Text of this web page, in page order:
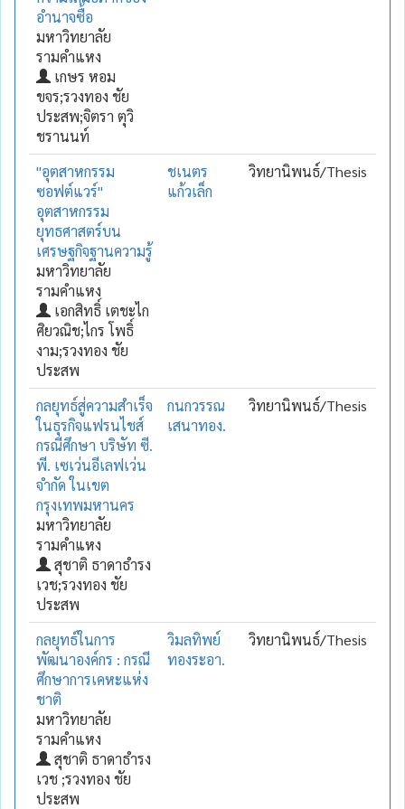
อำนาจซื้อ
มหาวิทยาลัย
รามคำแหง
เกษร หอม
ขจร;รวงทอง ชัย
ประสพ;จิตรา ตุวิ
ชรานนท์
"อุตสาหกรรม
ซอฟต์แวร์"
อุตสาหกรรม
ยุทธศาสตร์บน
เศรษฐกิจฐานความรู้
มหาวิทยาลัย
รามคำแหง
เอกสิทธิ์ เตชะไก
ศิยวณิช;ไกร โพธิ์
งาม;รวงทอง ชัย
ประสพ
ชเนตร
แก้วเล็ก
วิทยานิพนธ์/Thesis
กลยุทธ์สู่ความสำเร็จ
ในธุรกิจแฟรนไชส์
กรณีศึกษา บริษัท ซี.
พี. เซเว่นอีเลฟเว่น
จำกัด ในเขต
กรุงเทพมหานคร
มหาวิทยาลัย
รามคำแหง
สุชาติ ธาดาธำรง
เวช;รวงทอง ชัย
ประสพ
กนกวรรณ
เสนาทอง.
วิทยานิพนธ์/Thesis
กลยุทธ์ในการ
พัฒนาองค์กร : กรณี
ศึกษาการเคหะแห่ง
ชาติ
มหาวิทยาลัย
รามคำแหง
สุชาติ ธาดาธำรง
เวช ;รวงทอง ชัย
ประสพ
วิมลทิพย์
ทองระอา.
วิทยานิพนธ์/Thesis